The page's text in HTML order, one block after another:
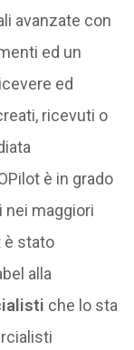
avanzate con
ed un
ed
ricevuti o
è in grado
nei maggiori
è stato
alla
che lo sta